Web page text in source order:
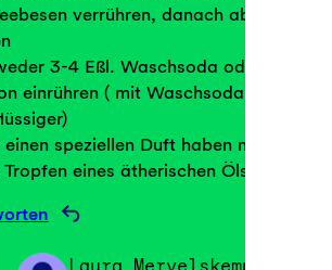
verrühren, danach abkühlen
3-4 Eßl. Waschsoda oder 5 Eßl.
einrühren ( mit Waschsoda wird es
einen speziellen Duft haben möchte,
eines ätherischen Öls